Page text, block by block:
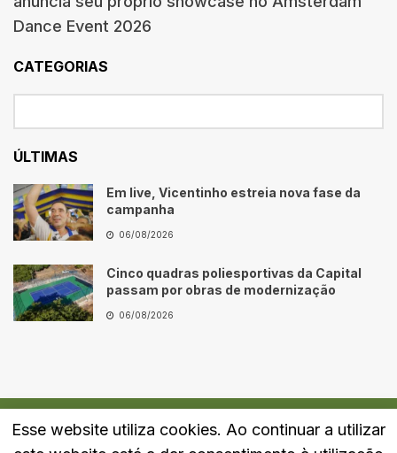
Dance Event 2026
CATEGORIAS
ÚLTIMAS
Em live, Vicentinho estreia nova fase da
campanha
06/08/2026
Cinco quadras poliesportivas da Capital
passam por obras de modernização
06/08/2026
Quem Somos Fale Conosco Política de Privacidade
Esse website utiliza cookies. Ao continuar a utilizar